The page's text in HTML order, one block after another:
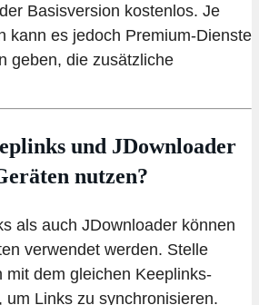
Basisversion kostenlos. Je
kann es jedoch Premium-Dienste
geben, die zusätzliche
und JDownloader
nutzen?
als auch JDownloader können
verwendet werden. Stelle
mit dem gleichen Keeplinks-
um Links zu synchronisieren.